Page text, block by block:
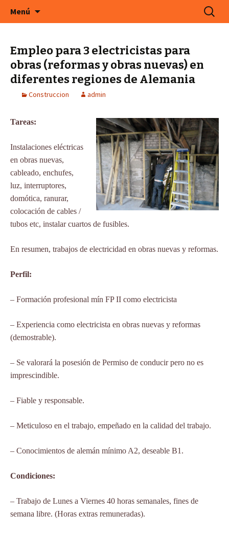
En Cefeco Consulting encontrará ofertas de
trabajo actuales de empresas alemanas
Menú Buscar:
Empleo para 3 electricistas para
obras (reformas y obras nuevas) en
diferentes regiones de Alemania
Construccion admin
Tareas:
Instalaciones eléctricas
en obras nuevas,
cableado, enchufes,
luz, interruptores,
domótica, ranurar,
colocación de cables /
tubos etc, instalar cuartos de fusibles.
En resumen, trabajos de electricidad en obras nuevas y reformas.
Perfil:
– Formación profesional mín FP II como electricista
– Experiencia como electricista en obras nuevas y reformas
(demostrable).
– Se valorará la posesión de Permiso de conducir pero no es
imprescindible.
– Fiable y responsable.
– Meticuloso en el trabajo, empeñado en la calidad del trabajo.
– Conocimientos de alemán mínimo A2, deseable B1.
Condiciones:
– Trabajo de Lunes a Viernes 40 horas semanales, fines de
semana libre. (Horas extras remuneradas).